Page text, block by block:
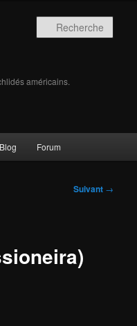
américains.
Blog Forum
Suivant →